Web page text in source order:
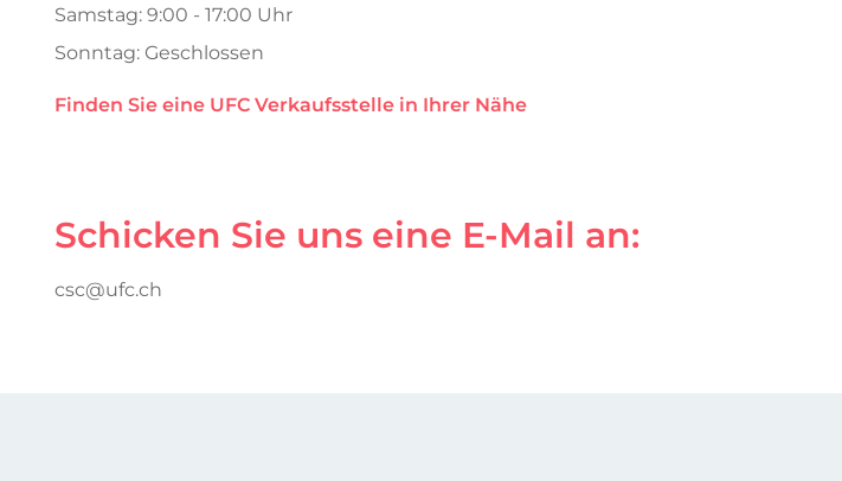
Samstag: 9:00 - 17:00 Uhr
Sonntag: Geschlossen
Finden Sie eine UFC Verkaufsstelle in Ihrer Nähe
Schicken Sie uns eine E-Mail an:
csc@ufc.ch